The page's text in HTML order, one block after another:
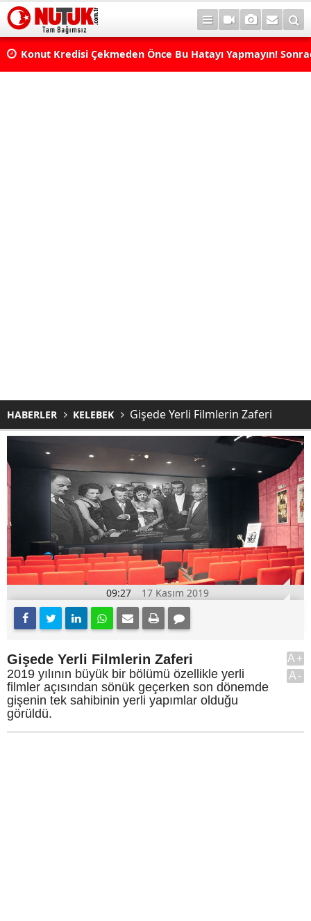
Konut Kredisi Çekmeden Önce Bu Hatayı Yapmayın!
HABERLER KELEBEK Gişede Yerli Filmlerin Zaferi
09:27 17 Kasım 2019
Gişede Yerli Filmlerin Zaferi
2019 yılının büyük bir bölümü özellikle yerli
filmler açısından sönük geçerken son dönemde
gişenin tek sahibinin yerli yapımlar olduğu
görüldü.
A+
A-